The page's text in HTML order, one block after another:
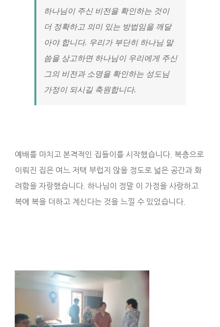
하나님이 주신 비전을 확인하는 것이
더 정확하고 의미 있는 방법임을 깨달
아야 합니다. 우리가 부단히 하나님 말
씀을 상고하면 하나님이 우리에게 주신
그의 비전과 소명을 확인하는 성도님
가정이 되시길 축원합니다.
예배를 마치고 본격적인 집들이를 시작했습니다. 복층으로
이뤄진 집은 여느 저택 부럽지 않을 정도로 넓은 공간과 화
려함을 자랑했습니다. 하나님이 정말 이 가정을 사랑하고
복에 복을 더하고 계신다는 것을 느낄 수 있었습니다.